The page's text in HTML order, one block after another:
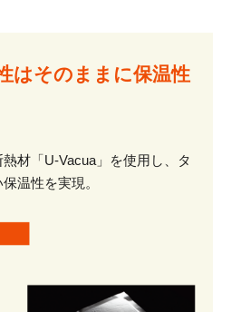
はそのままに保温性
材「U-Vacua」を使用し、タ
温性を実現。